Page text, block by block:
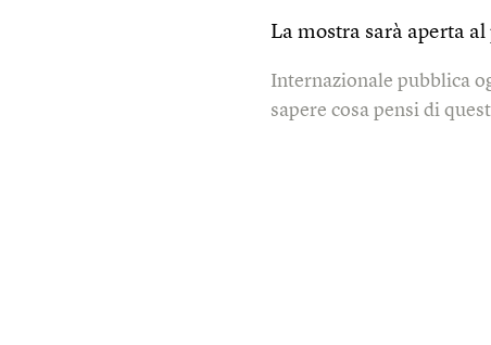
La mostra sarà aperta
Internazionale pubblica
sapere cosa pensi di